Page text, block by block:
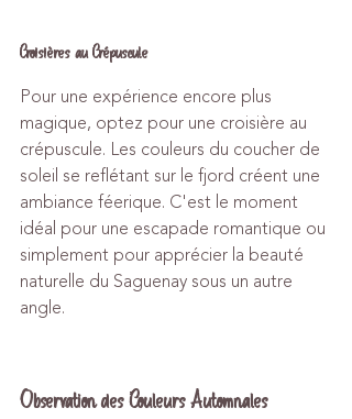
Croisières au Crépuscule
Pour une expérience encore plus
magique, optez pour une croisière au
crépuscule. Les couleurs du coucher de
soleil se reflétant sur le fjord créent une
ambiance féerique. C'est le moment
idéal pour une escapade romantique ou
simplement pour apprécier la beauté
naturelle du Saguenay sous un autre
angle.
Observation des Couleurs Automnales